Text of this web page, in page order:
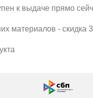
к выдаче прямо
материалов - скидка